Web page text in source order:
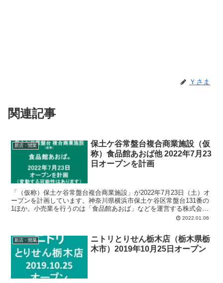
Ｙさま
関連記事
新店・開業
保土ケ谷常盤台複合商業施設（仮
称）食品館あおば他 2022年7月23
日オープンを計画
「（仮称）保土ケ谷常盤台複合商業施設」が2022年7月23日（土）オ
ープンを計画しています。神奈川県横浜市保土ケ谷区常盤台131番の
1ほか。小売業を行うのは「食品館あおば」などを運営する株式会社
ビック・ライズほか。計画では、店舗面積：2,364平方メートル、駐
2022.01.06
新店・開業
ニトリとりせん栃木店（栃木県栃
木市）2019年10月25日オープン